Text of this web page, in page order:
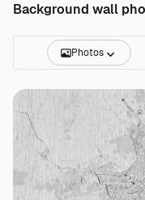
Background wall
Photos